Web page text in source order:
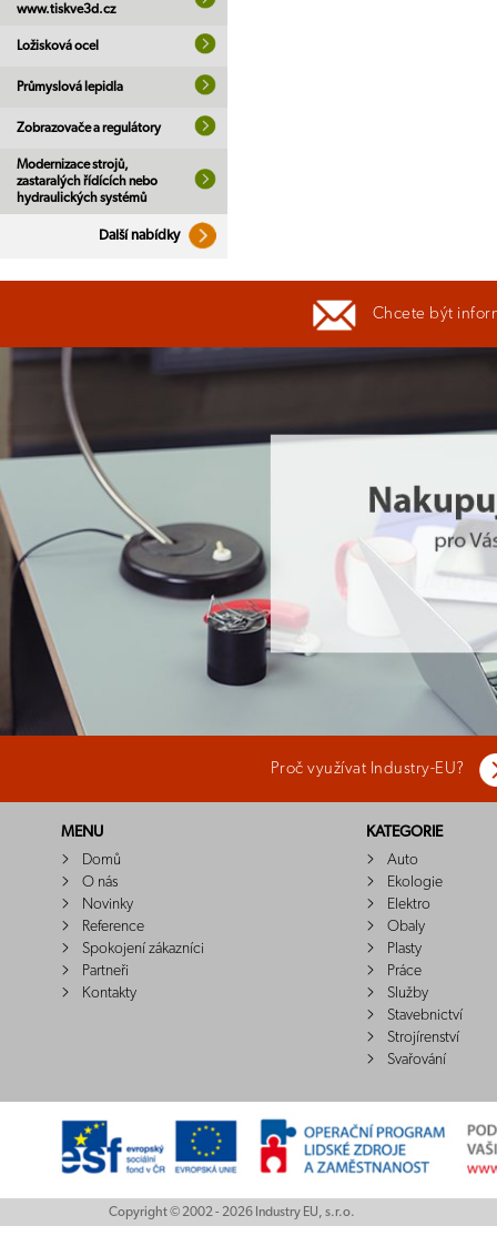
www.tiskve3d.cz
Ložisková ocel
Průmyslová lepidla
Zobrazovače a regulátory
Modernizace strojů,
zastaralých řídících nebo
hydraulických systémů
Další nabídky
Chcete být
Proč využívat Industry-EU?
MENU
Domů
O nás
Novinky
Reference
Spokojení zákazníci
Partneři
Kontakty
KATEGORIE
Auto
Ekologie
Elektro
Obaly
Plasty
Práce
Služby
Stavebnictví
Strojírenství
Svařování
Copyright © 2002 - 2026 Industry EU, s.r.o.